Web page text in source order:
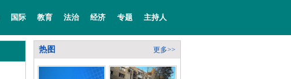
国际 教育 法治 经济 专题 主持人
热图 更多>>